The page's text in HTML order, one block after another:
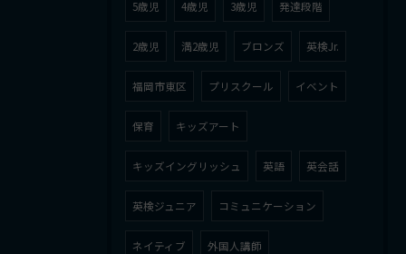
5歳児 4歳児 3歳児 発達段階
2歳児 満2歳児 ブロンズ 英検Jr.
福岡市東区 プリスクール イベント
保育 キッズアート
キッズイングリッシュ 英語 英会話
英検ジュニア コミュニケーション
ネイティブ 外国人講師